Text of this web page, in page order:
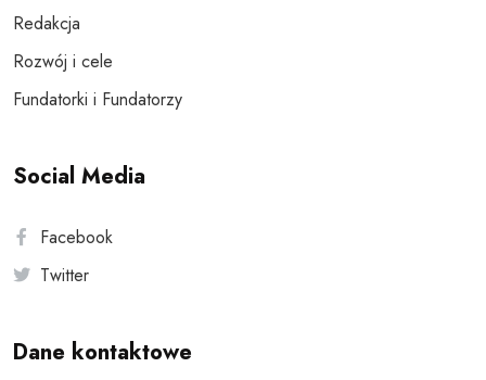
Redakcja
Rozwój i cele
Fundatorki i Fundatorzy
Social Media
Facebook
Twitter
Dane kontaktowe